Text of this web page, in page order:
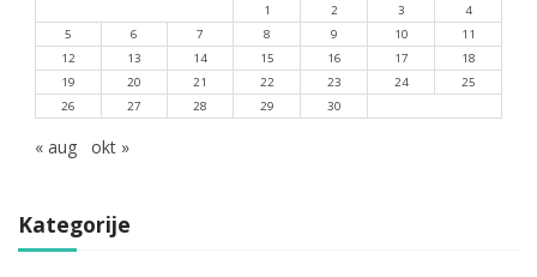
1
2 3
4
5
6 7 8 9 10
11
12
13 14 15 16 17
18
19
20 21 22 23 24
25
26
27 28 29 30
« aug okt »
Kategorije